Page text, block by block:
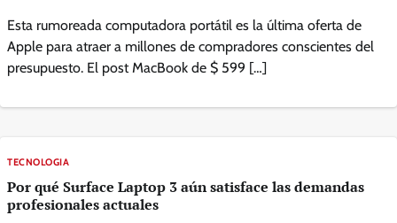
Esta rumoreada computadora portátil es la última oferta de
Apple para atraer a millones de compradores conscientes del
presupuesto. El post MacBook de $ 599 […]
TECNOLOGIA
Por qué Surface Laptop 3 aún satisface las demandas
profesionales actuales